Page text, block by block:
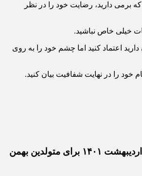
برمی دارید، رضایت خود را در نظر
خیلی خاص نباشید.
اعتماد کنید اما چشم خود را به روی
خود را در نهایت شفافیت بیان کنید.
– فال روزانه در 10 اردیبهشت ۱۴۰۱ برای متولدین بهمن